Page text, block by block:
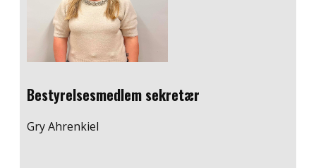
Bestyrelsesmedlem ​sekretær
Gry Ahrenkiel